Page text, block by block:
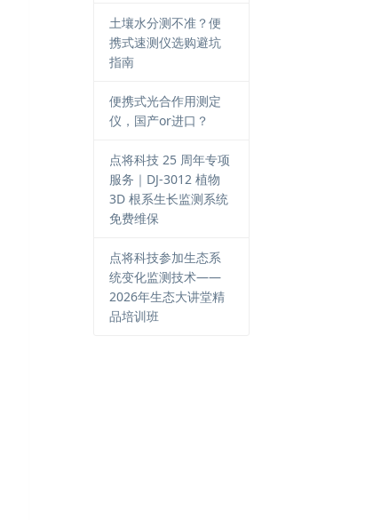
土壤水分测不准？便
携式速测仪选购避坑
指南
便携式光合作用测定
仪，国产or进口？
点将科技 25 周年专项
服务｜DJ-3012 植物
3D 根系生长监测系统
免费维保
点将科技参加生态系
统变化监测技术——
2026年生态大讲堂精
品培训班